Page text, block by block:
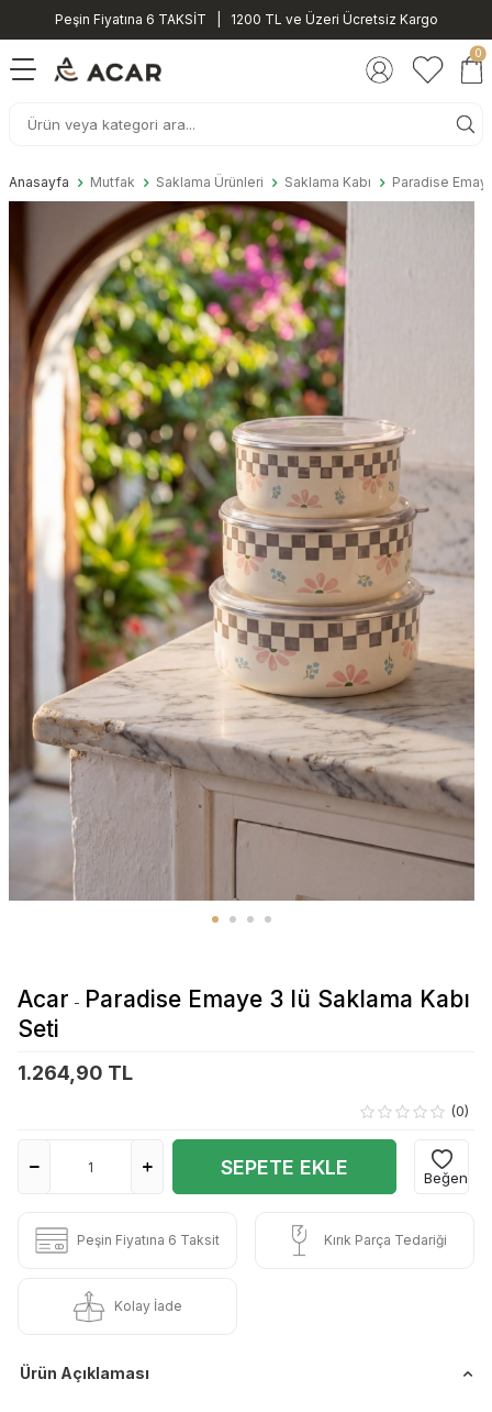
Peşin Fiyatına 6 TAKSİT | 1200 TL ve Üzeri Ücretsiz Kargo
0
Anasayfa Mutfak Saklama Ürünleri Saklama Kabı Paradise
Acar - Paradise Emaye 3 lü Saklama Kabı
Seti
1.264,90 TL
(0)
SEPETE EKLE Beğen
Peşin Fiyatına 6 Taksit Kırık Parça Tedariği
Kolay İade
Ürün Açıklaması